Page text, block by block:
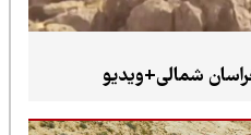
شمالی+ویدیو